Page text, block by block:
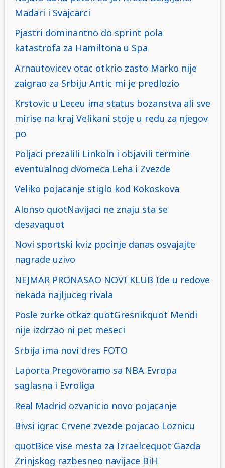
Madari i Svajcarci
Pjastri dominantno do sprint pola
katastrofa za Hamiltona u Spa
Arnautovicev otac otkrio zasto Marko nije
zaigrao za Srbiju Antic mi je predlozio
Krstovic u Leceu ima status bozanstva ali sve
mirise na kraj Velikani stoje u redu za njegov
po
Poljaci prezalili Linkoln i objavili termine
eventualnog dvomeca Leha i Zvezde
Veliko pojacanje stiglo kod Kokoskova
Alonso quotNavijaci ne znaju sta se
desavaquot
Novi sportski kviz pocinje danas osvajajte
nagrade uzivo
NEJMAR PRONASAO NOVI KLUB Ide u redove
nekada najljuceg rivala
Posle zurke otkaz quotGresnikquot Mendi
nije izdrzao ni pet meseci
Srbija ima novi dres FOTO
Laporta Pregovoramo sa NBA Evropa
saglasna i Evroliga
Real Madrid ozvanicio novo pojacanje
Bivsi igrac Crvene zvezde pojacao Loznicu
quotBice vise mesta za Izraelcequot Gazda
Zrinjskog razbesneo navijace BiH